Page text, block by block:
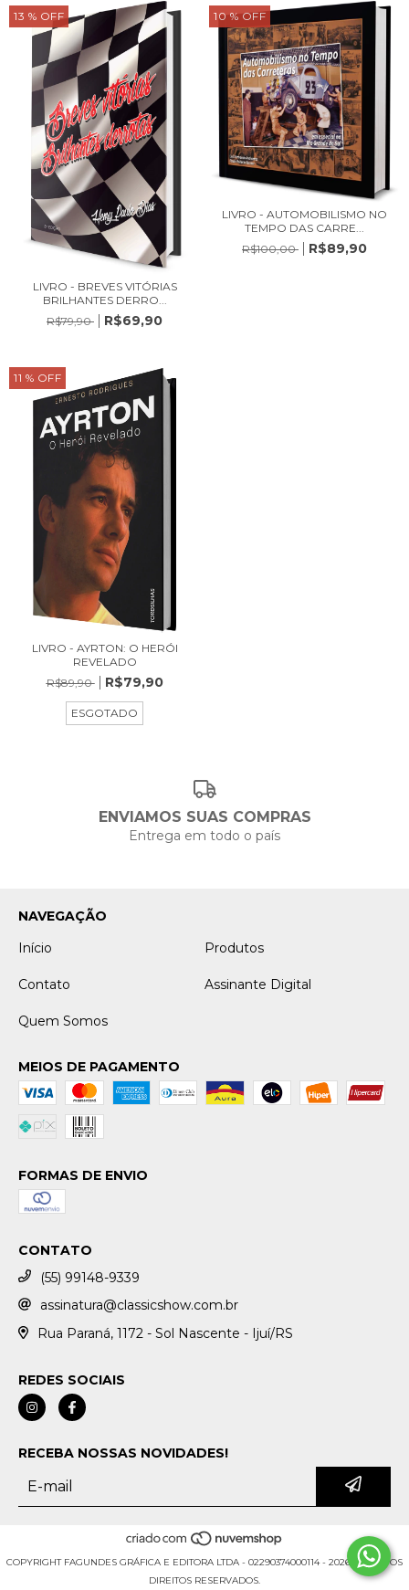
13 % OFF
LIVRO - BREVES VITÓRIAS
BRILHANTES DERRO...
R$79,90
R$69,90
10% OFF
LIVRO - AUTOMOBILISMO NO
TEMPO DAS CARRE...
R$100,00
R$89,90
11 % OFF
LIVRO - AYRTON: O HERÓI
REVELADO
R$89,90
R$79,90
ESGOTADO
ENVIAMOS SUAS COMPRAS
Entrega em todo o país
NAVEGAÇÃO
Início
Produtos
Contato Assinante Digital
Quem Somos
MEIOS DE PAGAMENTO
FORMAS DE ENVIO
CONTATO
(55) 99148-9339
assinatura@classicshow.com.br
Rua Paraná, 1172 - Sol Nascente - Ijuí/RS
REDES SOCIAIS
RECEBA NOSSAS NOVIDADES!
COPYRIGHT FAGUNDES GRÁFICA E EDITORA LTDA - 02290374000114 - 2026. TODOS OS
DIREITOS RESERVADOS.